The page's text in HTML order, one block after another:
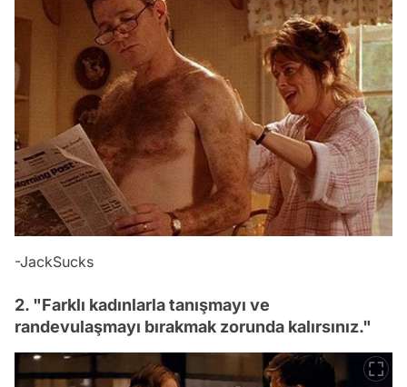
-JackSucks
2. "Farklı kadınlarla tanışmayı ve
randevulaşmayı bırakmak zorunda kalırsınız."